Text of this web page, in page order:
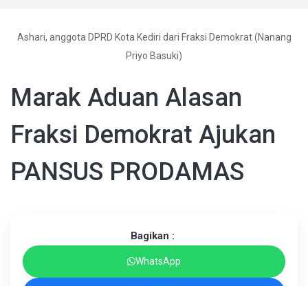
Ashari, anggota DPRD Kota Kediri dari Fraksi Demokrat (Nanang
Priyo Basuki)
Marak Aduan Alasan
Fraksi Demokrat Ajukan
PANSUS PRODAMAS
Bagikan :
WhatsApp